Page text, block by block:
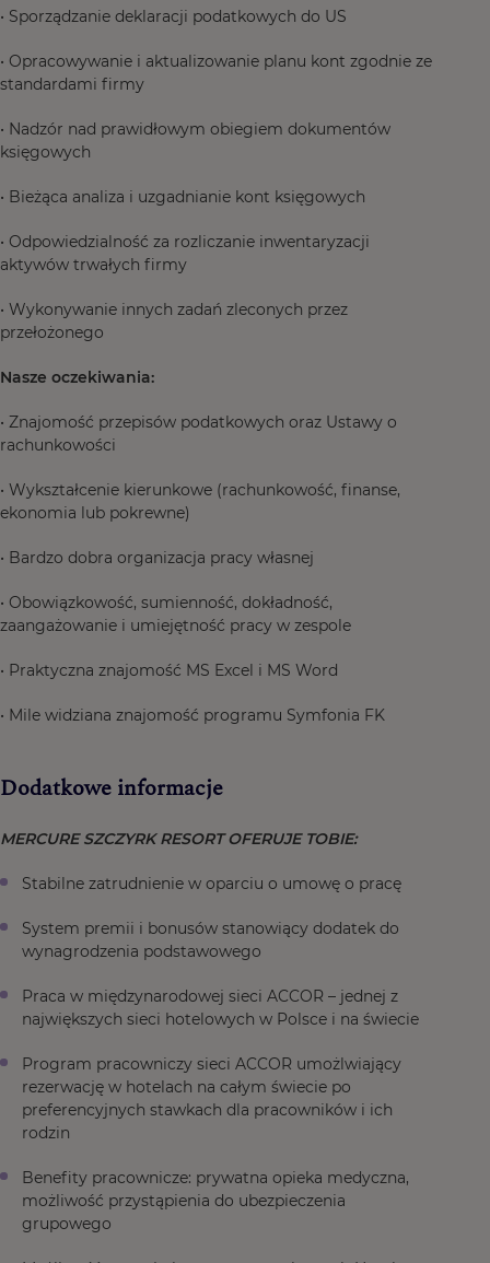
• Sporządzanie deklaracji podatkowych do US
• Opracowywanie i aktualizowanie planu kont zgodnie ze
standardami firmy
• Nadzór nad prawidłowym obiegiem dokumentów
księgowych
• Bieżąca analiza i uzgadnianie kont księgowych
• Odpowiedzialność za rozliczanie inwentaryzacji
aktywów trwałych firmy
• Wykonywanie innych zadań zleconych przez
przełożonego
Nasze oczekiwania:
• Znajomość przepisów podatkowych oraz Ustawy o
rachunkowości
• Wykształcenie kierunkowe (rachunkowość, finanse,
ekonomia lub pokrewne)
• Bardzo dobra organizacja pracy własnej
• Obowiązkowość, sumienność, dokładność,
zaangażowanie i umiejętność pracy w zespole
• Praktyczna znajomość MS Excel i MS Word
• Mile widziana znajomość programu Symfonia FK
Dodatkowe informacje
MERCURE SZCZYRK RESORT OFERUJE TOBIE:
Stabilne zatrudnienie w oparciu o umowę o pracę
System premii i bonusów stanowiący dodatek do
wynagrodzenia podstawowego
Praca w międzynarodowej sieci ACCOR – jednej z
największych sieci hotelowych w Polsce i na świecie
Program pracowniczy sieci ACCOR umożlwiający
rezerwację w hotelach na całym świecie po
preferencyjnych stawkach dla pracowników i ich
rodzin
Benefity pracownicze: prywatna opieka medyczna,
możliwość przystąpienia do ubezpieczenia
grupowego